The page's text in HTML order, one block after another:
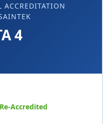
ACCREDITATION
4
Accredited